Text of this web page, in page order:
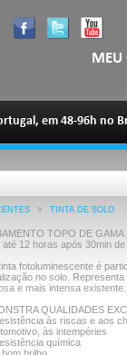
MEU
em 48-96h no
> TINTA DE SOLO
TOPO DE GAMA
até 12 horas após 30min de
fotoluminescente é
no solo.
e mais intensa existente.
QUALIDADES
às riscas e aos
às intempéries
química